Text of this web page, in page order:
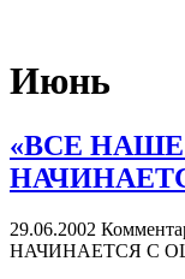
Июнь
«ВСЕ
29.06.2002
НАЧИНАЕТСЯ С